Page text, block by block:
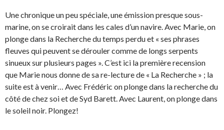
Une chronique un peu spéciale, une émission presque sous-
marine, on se croirait dans les cales d’un navire. Avec Marie, on
plonge dans la Recherche du temps perdu et « ses phrases
fleuves qui peuvent se dérouler comme de longs serpents
sinueux sur plusieurs pages ». C’est ici la première recension
que Marie nous donne de sa re-lecture de « La Recherche » ; la
suite est à venir… Avec Frédéric on plonge dans la recherche du
côté de chez soi et de Syd Barett. Avec Laurent, on plonge dans
le soleil noir. Plongez!